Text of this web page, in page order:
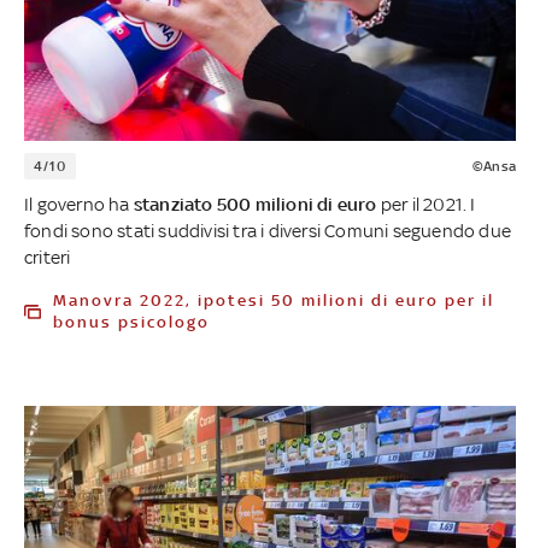
4/10 ©Ansa
Il governo ha stanziato 500 milioni di euro per il 2021. I
fondi sono stati suddivisi tra i diversi Comuni seguendo due
criteri
Manovra 2022, ipotesi 50 milioni di euro per il
bonus psicologo